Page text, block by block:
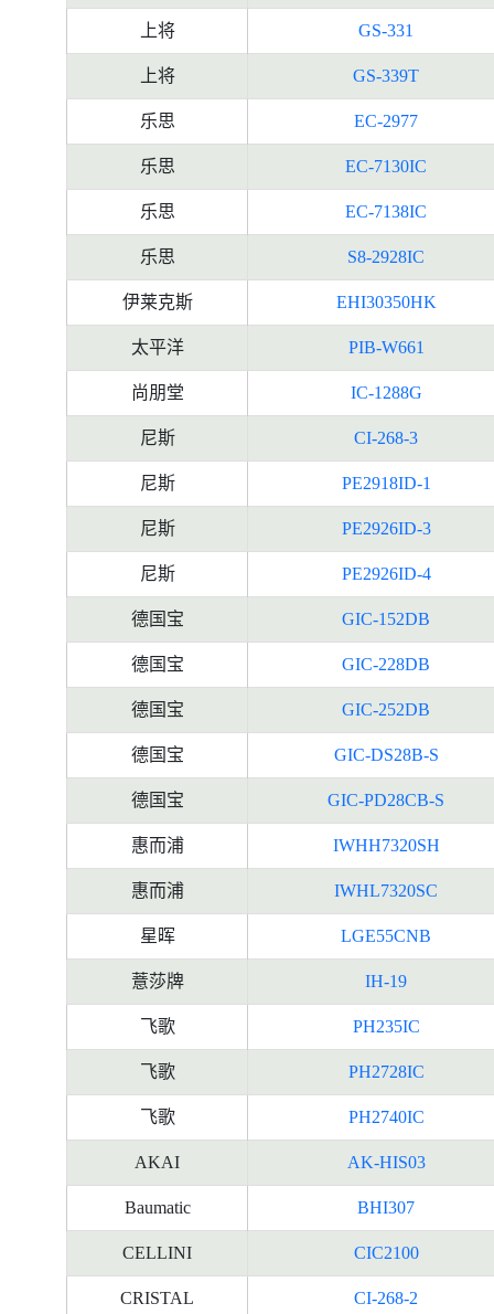
上将 GS-331
上将 GS-339T
乐思 EC-2977
乐思 EC-7130IC
乐思 EC-7138IC
乐思 S8-2928IC
伊莱克斯 EHI30350HK
太平洋 PIB-W661
尚朋堂 IC-1288G
尼斯 CI-268-3
尼斯 PE2918ID-1
尼斯 PE2926ID-3
尼斯 PE2926ID-4
德国宝 GIC-152DB
德国宝 GIC-228DB
德国宝 GIC-252DB
德国宝 GIC-DS28B-S
德国宝 GIC-PD28CB-S
惠而浦 IWHH7320SH
惠而浦 IWHL7320SC
星晖 LGE55CNB
薏莎牌 IH-19
飞歌 PH235IC
飞歌 PH2728IC
飞歌 PH2740IC
AKAI AK-HIS03
Baumatic BHI307
CELLINI CIC2100
CRISTAL CI-268-2